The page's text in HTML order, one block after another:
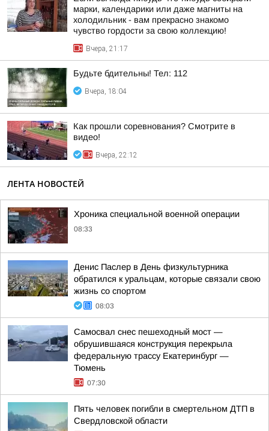
марки, календарики или даже магниты на
холодильник - вам прекрасно знакомо
чувство гордости за свою коллекцию!
Вчера, 21:17
Будьте бдительны! Тел: 112
Вчера, 18:04
Как прошли соревнования? Смотрите в
видео!
Вчера, 22:12
ЛЕНТА НОВОСТЕЙ
Хроника специальной военной операции
08:33
Денис Паслер в День физкультурника
обратился к уральцам, которые связали свою
жизнь со спортом
08:03
Самосвал снес пешеходный мост —
обрушившаяся конструкция перекрыла
федеральную трассу Екатеринбург —
Тюмень
07:30
Пять человек погибли в смертельном ДТП в
Свердловской области